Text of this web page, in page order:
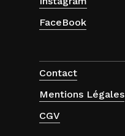
FaceBook
Contact
Mentions Légales
CGV